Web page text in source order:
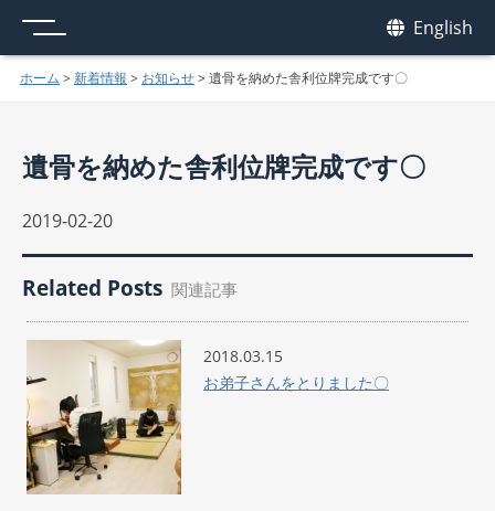
English
ホーム > 新着情報 > お知らせ> 遺骨を納めた舎利位牌完成です〇
遺骨を納めた舎利位牌完成です〇
2019-02-20
Related Posts 関連記事
2018.03.15
お弟子さんをとりました〇